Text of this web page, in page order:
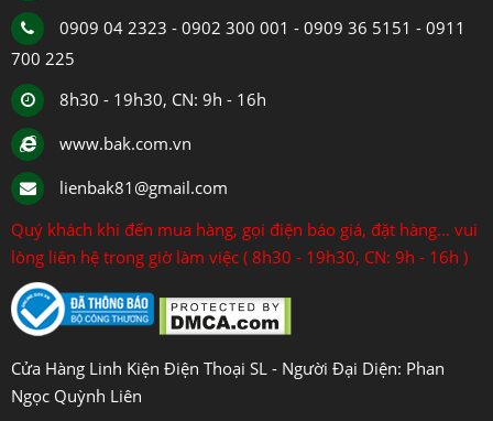
0909 04 2323 - 0902 300 001 - 0909 36 5151 - 0911
700 225
8h30 - 19h30, CN: 9h - 16h
www.bak.com.vn
lienbak81@gmail.com
Quý khách khi đến mua hàng, gọi điện báo giá, đặt hàng... vui
lòng liên hệ trong giờ làm việc ( 8h30 - 19h30, CN: 9h - 16h )
Cửa Hàng Linh Kiện Điện Thoại SL - Người Đại Diện: Phan
Ngọc Quỳnh Liên